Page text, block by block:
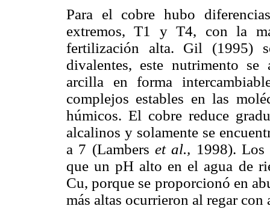
Para el cobre hubo
extremos, T1 y T4, con la
fertilización alta. Gil (1995)
divalentes, este nutrimento se
arcilla en forma
complejos estables en las
húmicos. El cobre reduce
alcalinos y solamente se
a 7 (Lamberset al., 1998). Los
que un pH alto en el agua de
Cu, porque se proporcionó en
más altas ocurrieron al regar con